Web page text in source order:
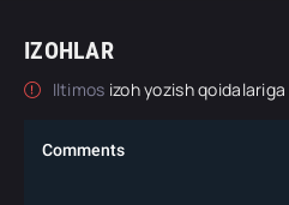
IZOHLAR
Iltimos izoh yozish qoidalariga